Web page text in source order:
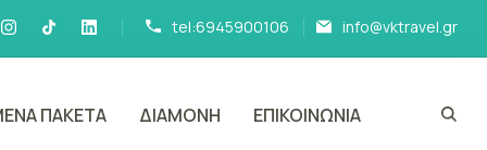
tel:6945900106 info@vktravel.gr
ΠΑΚΕΤΑ ΔΙΑΜΟΝΗ ΕΠΙΚΟΙΝΩΝΙΑ